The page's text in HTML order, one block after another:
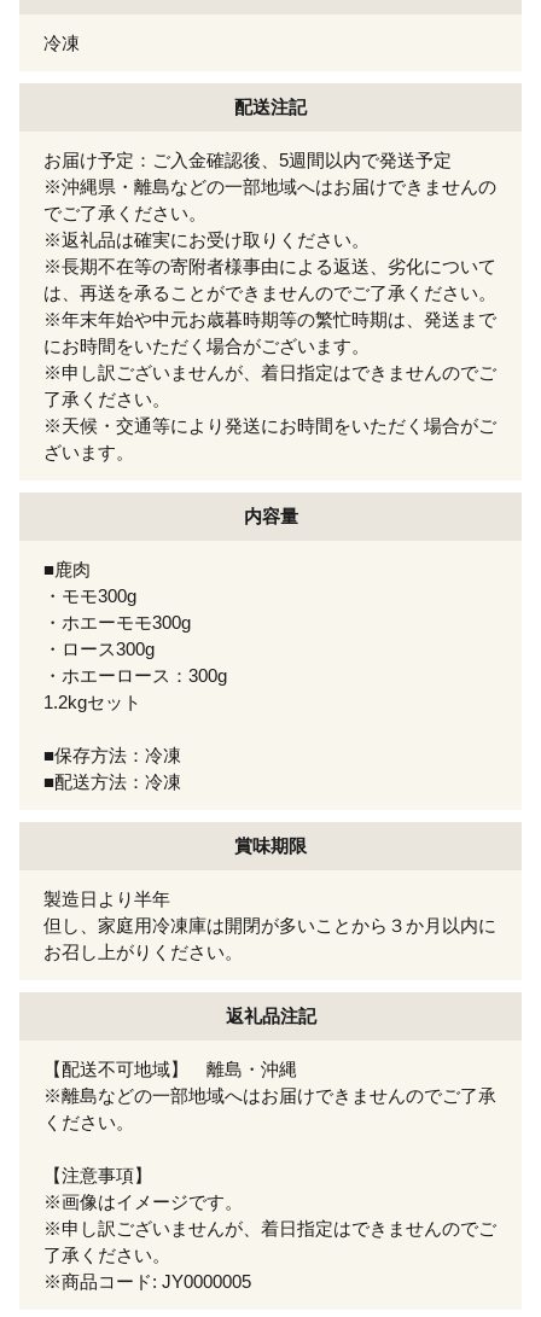
冷凍
配送注記
お届け予定：ご入金確認後、5週間以内で発送予定
※沖縄県・離島などの一部地域へはお届けできませんの
でご了承ください。
※返礼品は確実にお受け取りください。
※長期不在等の寄附者様事由による返送、劣化について
は、再送を承ることができませんのでご了承ください。
※年末年始や中元お歳暮時期等の繁忙時期は、発送まで
にお時間をいただく場合がございます。
※申し訳ございませんが、着日指定はできませんのでご
了承ください。
※天候・交通等により発送にお時間をいただく場合がご
ざいます。
内容量
■鹿肉
・モモ300g
・ホエーモモ300g
・ロース300g
・ホエーロース：300g
1.2kgセット
■保存方法：冷凍
■配送方法：冷凍
賞味期限
製造日より半年
但し、家庭用冷凍庫は開閉が多いことから３か月以内に
お召し上がりください。
返礼品注記
【配送不可地域】 離島・沖縄
※離島などの一部地域へはお届けできませんのでご了承
ください。
【注意事項】
※画像はイメージです。
※申し訳ございませんが、着日指定はできませんのでご
了承ください。
※商品コード: JY0000005